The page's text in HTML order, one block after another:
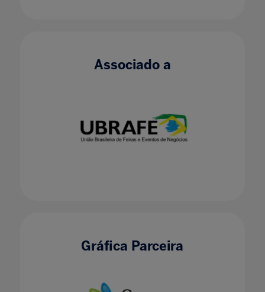
Associado a
Gráfica Parceira